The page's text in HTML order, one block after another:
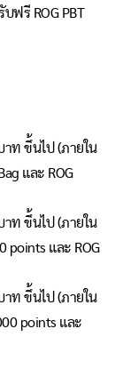
ฟรี ROG PBT
าท ขึ้นไป (ภายใน
และ ROG
าท ขึ้นไป (ภายใน
points และ ROG
าท ขึ้นไป (ภายใน
points และ